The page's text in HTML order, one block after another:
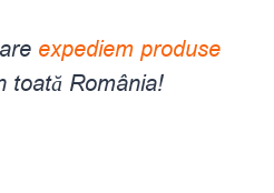
expediem produse
toată România!